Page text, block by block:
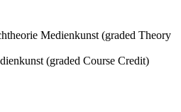
Medienkunst (graded Theory
(graded Course Credit)